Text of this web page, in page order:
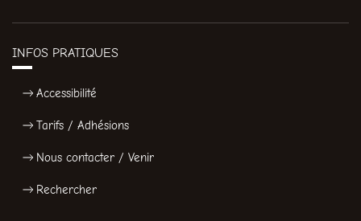
INFOS PRATIQUES
Accessibilité
Tarifs / Adhésions
Nous contacter / Venir
Rechercher